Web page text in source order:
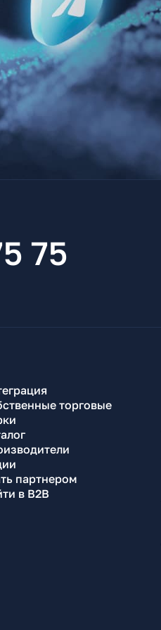
75
торговые
партнером
в B2B